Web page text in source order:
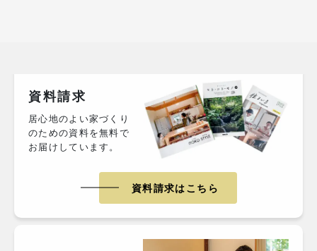
資料請求
居心地のよい家づくり
のための資料を無料で
お届けしています。
資料請求はこちら